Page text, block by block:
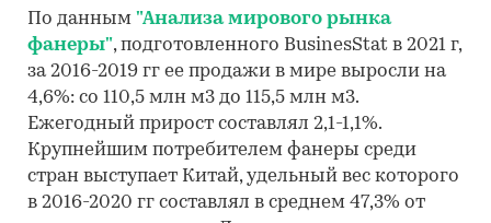
По данным "Анализа мирового рынка
фанеры", подготовленного BusinesStat в 2021 г,
за 2016-2019 гг ее продажи в мире выросли на
4,6%: со 110,5 млн м3 до 115,5 млн м3.
Ежегодный прирост составлял 2,1-1,1%.
Крупнейшим потребителем фанеры среди
стран выступает Китай, удельный вес которого
в 2016-2020 гг составлял в среднем 47,3% от